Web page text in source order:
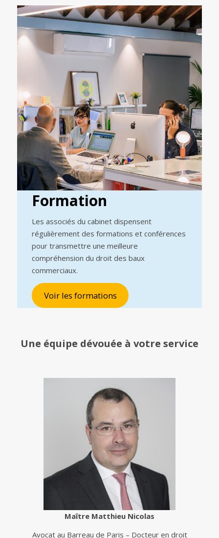
Formation
Les associés du cabinet dispensent
régulièrement des formations et conférences
pour transmettre une meilleure
compréhension du droit des baux
commerciaux.
Voir les formations
Une équipe dévouée à votre service
Maître Matthieu Nicolas
Avocat au Barreau de Paris – Docteur en droit